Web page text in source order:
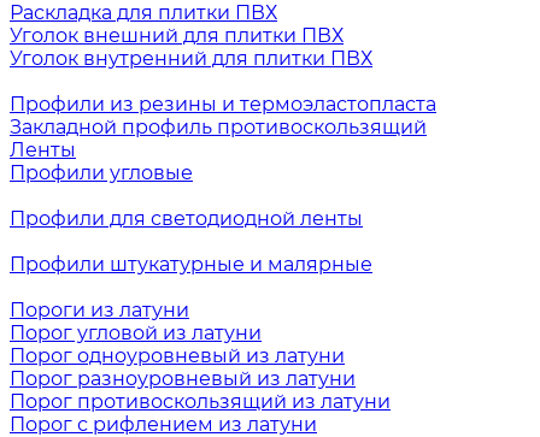
Раскладка для плитки ПВХ
Уголок внешний для плитки ПВХ
Уголок внутренний для плитки ПВХ
Профили из резины и термоэластопласта
Закладной профиль противоскользящий
Ленты
Профили угловые
Профили для светодиодной ленты
Профили штукатурные и малярные
Пороги из латуни
Порог угловой из латуни
Порог одноуровневый из латуни
Порог разноуровневый из латуни
Порог противоскользящий из латуни
Порог с рифлением из латуни